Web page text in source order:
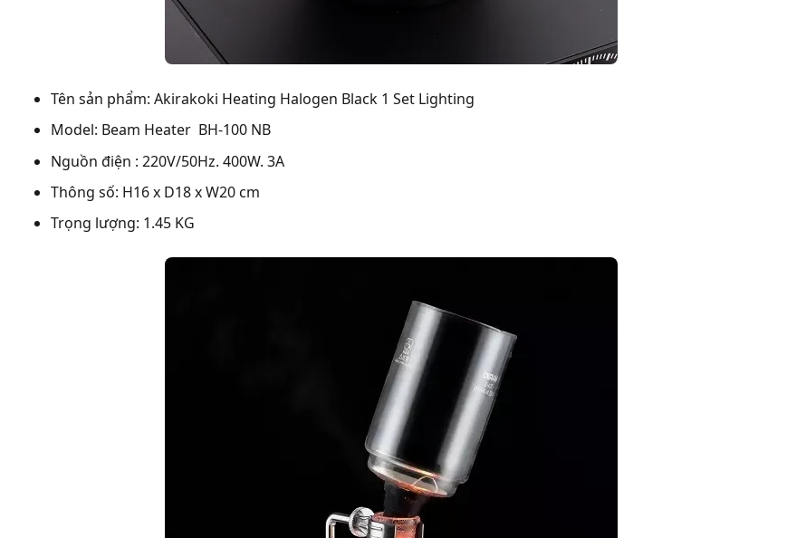
Tên sản phẩm: Akirakoki Heating Halogen Black 1 Set Lighting
Model: Beam Heater BH-100 NB
Nguồn điện : 220V/50Hz. 400W. 3A
Thông số: H16 x D18 x W20 cm
Trọng lượng: 1.45 KG